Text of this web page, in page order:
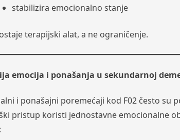
stabilizira emocionalno stanje
terapijski alat, a ne ograničenje.
emocija i ponašanja u sekundarnoj
i ponašajni poremećaji kod F02 često su
pristup koristi jednostavne emocionalne